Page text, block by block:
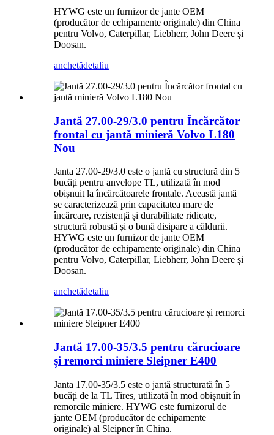
HYWG este un furnizor de jante OEM
(producător de echipamente originale) din China
pentru Volvo, Caterpillar, Liebherr, John Deere și
Doosan.
anchetădetaliu
Jantă 27.00-29/3.0 pentru Încărcător
frontal cu jantă minieră Volvo L180
Nou
Janta 27.00-29/3.0 este o jantă cu structură din 5
bucăți pentru anvelope TL, utilizată în mod
obișnuit la încărcătoarele frontale. Această jantă
se caracterizează prin capacitatea mare de
încărcare, rezistență și durabilitate ridicate,
structură robustă și o bună disipare a căldurii.
HYWG este un furnizor de jante OEM
(producător de echipamente originale) din China
pentru Volvo, Caterpillar, Liebherr, John Deere și
Doosan.
anchetădetaliu
Jantă 17.00-35/3.5 pentru cărucioare
și remorci miniere Sleipner E400
Janta 17.00-35/3.5 este o jantă structurată în 5
bucăți de la TL Tires, utilizată în mod obișnuit în
remorcile miniere. HYWG este furnizorul de
jante OEM (producător de echipamente
originale) al Sleipner în China.